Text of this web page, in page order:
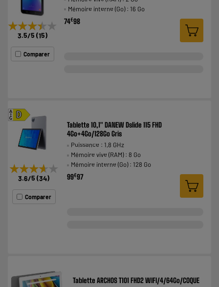
★★★★★
★★★★★
3.5/5 (15)
Comparer
Mémoire interne (Go) : 16 Go
74€98
D
A
G
★★★★★
★★★★★
3.6/5 (34)
Comparer
Tablette 10,1" DANEW Dslide 115 FHD
4Go+4Go/128Go Gris
Puissance : 1,8 GHz
Mémoire vive (RAM) : 8 Go
Mémoire interne (Go) : 128 Go
99€97
Tablette ARCHOS T101 FHD2 WIFI/4/64Go/COQUE